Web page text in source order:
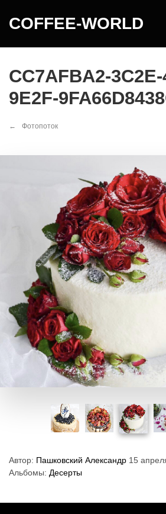
COFFEE-WORLD
CC7AFBA2-
9E2F-
Фотопоток
Автор: Пашковский Александр 15
Альбомы: Десерты